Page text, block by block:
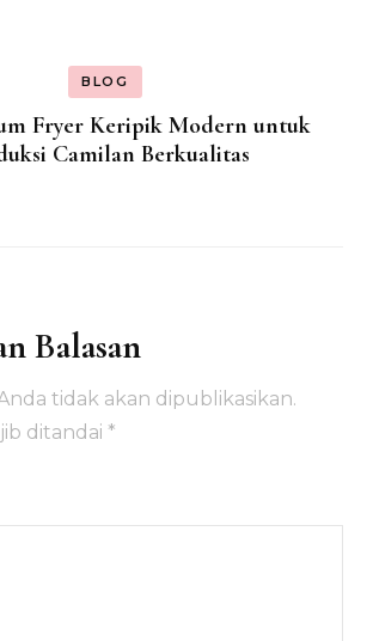
BLOG
Fryer Keripik Modern untuk
Camilan Berkualitas
Balasan
tidak akan dipublikasikan.
ditandai *